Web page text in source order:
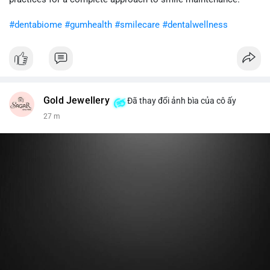
#dentabiome #gumhealth #smilecare #dentalwellness
Gold Jewellery Đã thay đổi ảnh bìa của cô ấy
27 m